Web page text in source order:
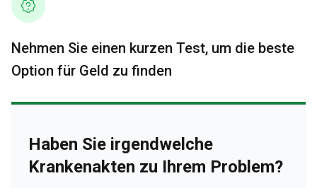
Nehmen Sie einen kurzen Test, um die beste
Option für Geld zu finden
Haben Sie irgendwelche
Krankenakten zu Ihrem Problem?